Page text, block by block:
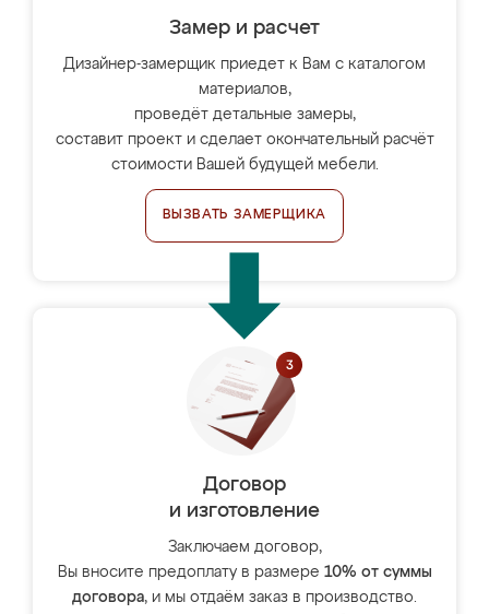
Замер и расчет
Дизайнер-замерщик приедет к Вам с каталогом
материалов,
проведёт детальные замеры,
составит проект и сделает окончательный расчёт
стоимости Вашей будущей мебели.
ВЫЗВАТЬ ЗАМЕРЩИКА
Договор
и изготовление
Заключаем договор,
Вы вносите предоплату в размере 10% от суммы
договора, и мы отдаём заказ в производство.